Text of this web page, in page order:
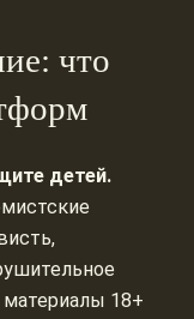
что
детей.
материалы 18+